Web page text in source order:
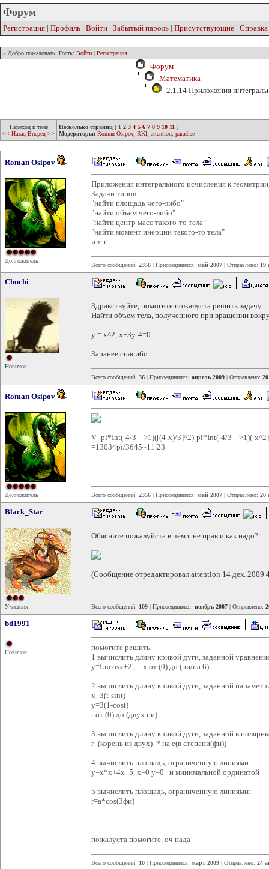
Форум
Регистрация | Профиль | Войти | Забытый пароль | Присутствующие | Справка
» Добро пожаловать, Гость: Войти | Регистрация
Форум
Математика
2.1.14 Приложения
Переход к теме
<< Назад Вперед >>
Несколько страниц [ 1 2 3 4 5 6 7 8 9 10 11 ]
Модераторы: Roman Osipov, RKI attention paradise
Roman Osipov
Долгожитель
Приложения интегрального исчисления к
Задачи типов:
"найти площадь чего-либо"
"найти объем чего-либо"
"найти центр масс такого-то тела"
"найти момент инерции такого-то тела"
и т. п.
Всего сообщений: 2356 | Присоединился: май 2007 | Отправлено: 19
Chuchi
Новичок
Здравствуйте, помогите пожалуста решить задачу.
Найти объем тела, полученного при вращении
y = x^2, x+3y-4=0
Заранее спасибо.
Всего сообщений: 36 | Присоединился: апрель 2009 | Отправлено:
Roman Osipov
Долгожитель
V=pi*Int(-4/3--->1)([(4-x)/3]^2)-pi*Int(-4/3---
=13034pi/3645~11.23
Всего сообщений: 2356 | Присоединился: май 2007 | Отправлено: 20
Black_Star
Участник
Обясните пожалуйста в чём я не прав и как надо?
(Сообщение отредактировал attention 14 дек. 2009
Всего сообщений: 109 | Присоединился: ноябрь 2007 | Отправлено:
bd1991
Новичок
помогите решить
1 вычислить длину кривой дуги, заданной
y=Lncosx+2, x от (0) до (пи/на 6)
2 вычислить длину кривой дуги, заданной
x=3(t-sint)
y=3(1-cost)
t от (0) до (двух пи)
3 вычислить длину кривой дуги, заданной в
r=(корень из двух) * на е(в степени(фи))
4 вычислить площадь, ограниченную линиями:
y=x*x+4x+5, x=0 y=0 и минимальной ординатой
5 вычислить площадь, ограниченную линиями:
r=a*cos(3фи)
пожалуста помогите. оч нада
Всего сообщений: 10 | Присоединился: март 2009 | Отправлено: 24